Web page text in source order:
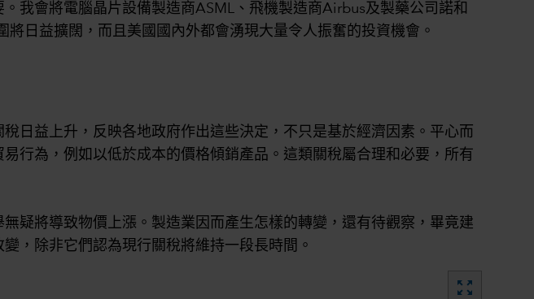
我會將電腦晶片設備製造商ASML、飛機製造商Airbus及製藥公司諾和
日益擴闊，而且美國國內外都會湧現大量令人振奮的投資機會。
日益上升，反映各地政府作出這些決定，不只是基於經濟因素。平心而
行為，例如以低於成本的價格傾銷產品。這類關稅屬合理和必要，所有
疑將導致物價上漲。製造業因而產生怎樣的轉變，還有待觀察，畢竟建
，除非它們認為現行關稅將維持一段長時間。
zoom_out_map